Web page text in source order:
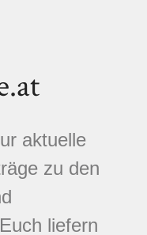
aktuelle
zu den
liefern